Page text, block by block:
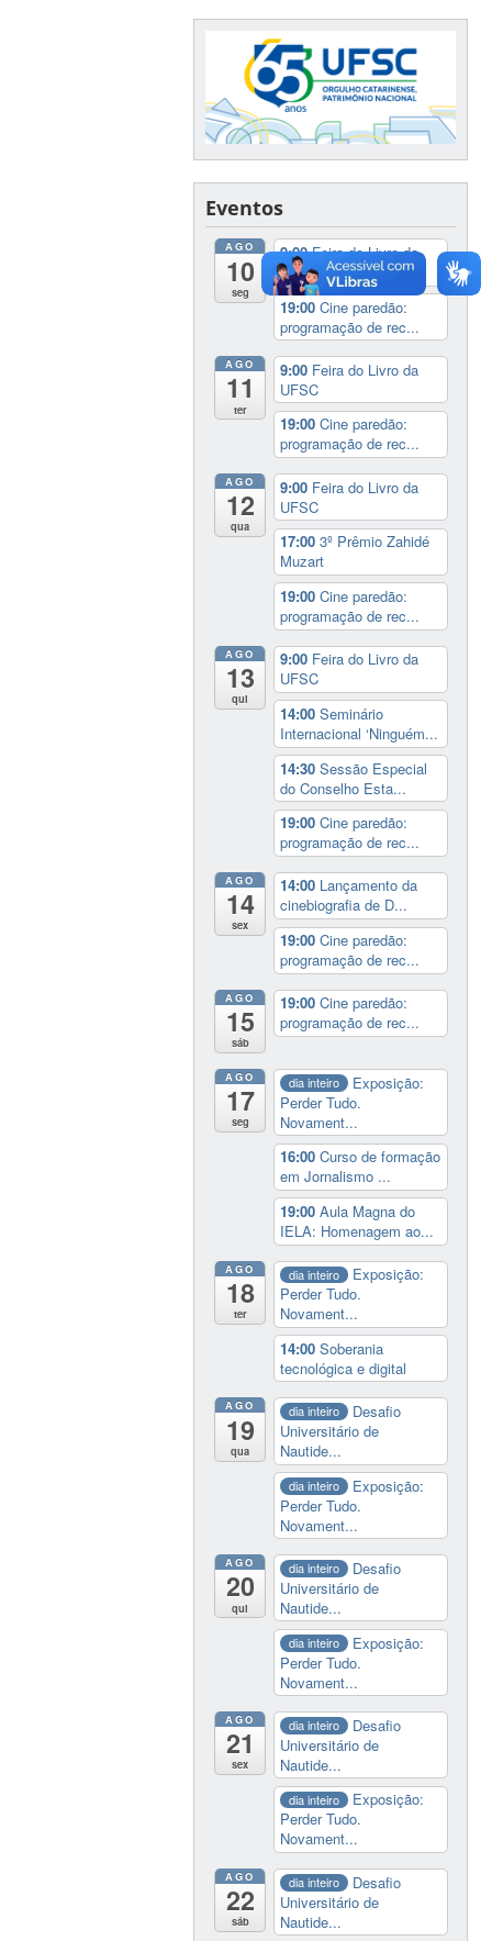
Eventos
AGO
10
seg
9:00Feira do Livro da
UFSC
19:00Cine paredão:
programação de rec...
AGO
11
ter
9:00 Feira do Livro da
UFSC
19:00Cine paredão:
programação de rec...
AGO
12
qua
9:00 Feira do Livro da
UFSC
17:003º Prêmio Zahidé
Muzart
19:00Cine paredão:
programação de rec...
AGO
13
qui
9:00 Feira do Livro da
UFSC
14:00Seminário
Internacional ‘Ninguém...
14:30Sessão Especial
do Conselho Esta...
19:00Cine paredão:
programação de rec...
AGO
14
sex
14:00 Lançamento da
cinebiografia de D...
19:00Cine paredão:
programação de rec...
AGO
15
sáb
19:00Cine paredão:
programação de rec...
AGO
17
seg
dia inteiro
Exposição:
Perder Tudo.
Novament...
16:00Curso de formação
em Jornalismo ...
19:00Aula Magna do
IELA: Homenagem ao...
AGO
18
ter
dia inteiro
Exposição:
Perder Tudo.
Novament...
14:00Soberania
tecnológica e digital
AGO
19
qua
dia inteiro
Desafio
Universitário de
Nautide...
dia inteiro
Exposição:
Perder Tudo.
Novament...
AGO
20
qui
dia inteiro
Desafio
Universitário de
Nautide...
dia inteiro
Exposição:
Perder Tudo.
Novament...
AGO
21
sex
dia inteiro
Desafio
Universitário de
Nautide...
dia inteiro
Exposição:
Perder Tudo.
Novament...
AGO
22
sáb
dia inteiro
Desafio
Universitário de
Nautide...